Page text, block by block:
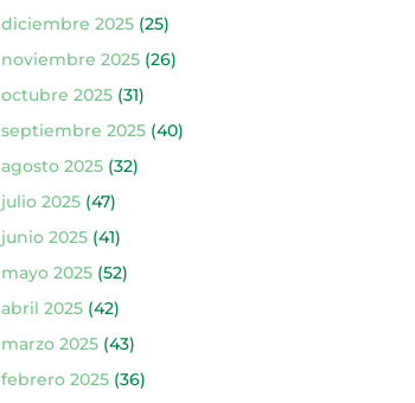
diciembre 2025(25)
noviembre 2025(26)
octubre 2025(31)
septiembre 2025(40)
agosto 2025(32)
julio 2025(47)
junio 2025(41)
mayo 2025(52)
abril 2025(42)
marzo 2025(43)
febrero 2025(36)